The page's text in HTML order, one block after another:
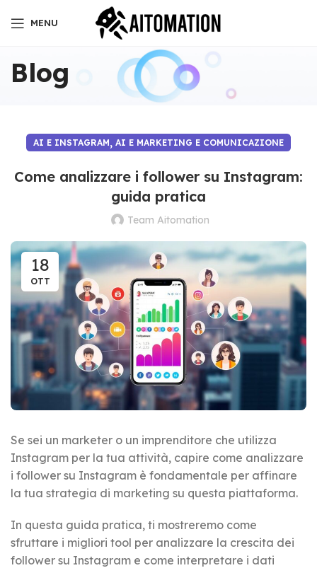
MENU
Blog
AI E INSTAGRAM, AI E MARKETING E COMUNICAZIONE
Come analizzare i follower su Instagram:
guida pratica
Team Aitomation
18
OTT
Se sei un marketer o un imprenditore che utilizza
Instagram per la tua attività, capire come analizzare
i follower su Instagram è fondamentale per affinare
la tua strategia di marketing su questa piattaforma.
In questa guida pratica, ti mostreremo come
sfruttare i migliori tool per analizzare la crescita dei
follower su Instagram e come interpretare i dati